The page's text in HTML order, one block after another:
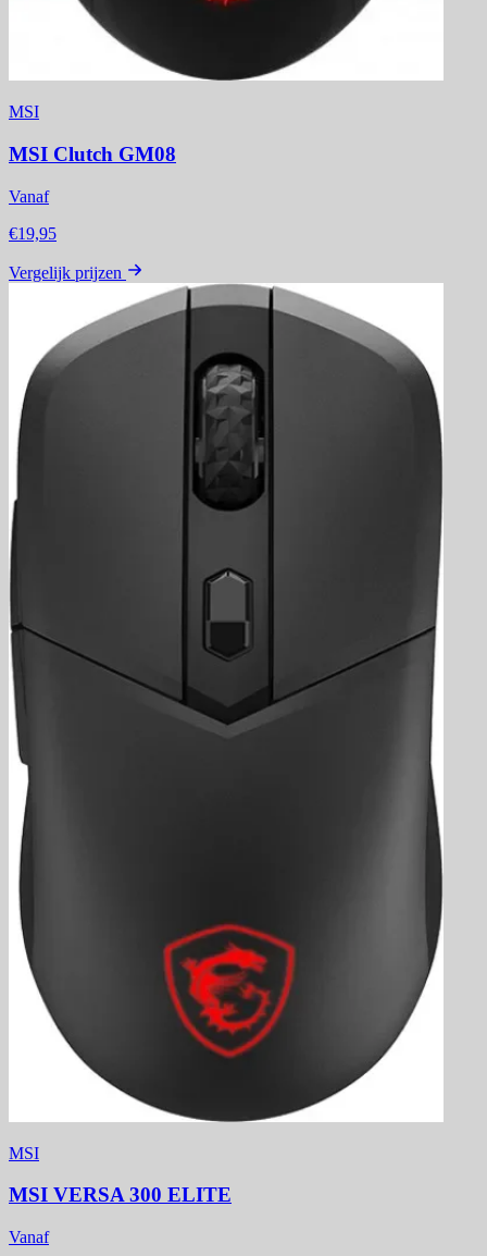
MSI
MSI Clutch GM08
Vanaf
€19,95
Vergelijk prijzen
MSI
MSI VERSA 300 ELITE
Vanaf